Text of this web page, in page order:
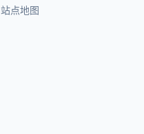
站点地图